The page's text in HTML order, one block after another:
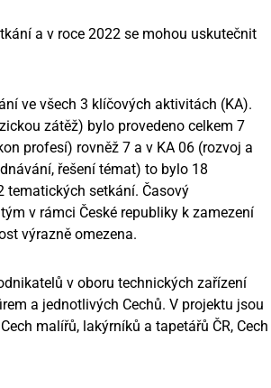
a v roce 2022 se mohou uskutečnit
ve všech 3 klíčových aktivitách (KA).
zátěž) bylo provedeno celkem 7
profesí) rovněž 7 a v KA 06 (rozvoj a
řešení témat) to bylo 18
tematických setkání. Časový
v rámci České republiky k zamezení
výrazně omezena.
v oboru technických zařízení
a jednotlivých Cechů. V projektu jsou
malířů, lakýrníků a tapetářů ČR, Cech